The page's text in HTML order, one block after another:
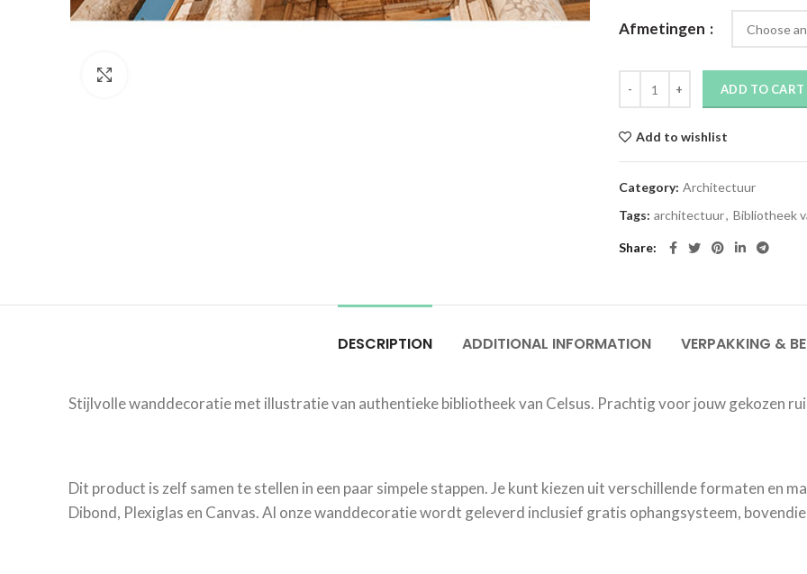
Afmetingen
ADD TO CART
Add to wishlist
Category: Architectuur
Tags: architectuur, Bibliotheek
Share
DESCRIPTION ADDITIONAL INFORMATION VERPAKKING &
Stijlvolle wanddecoratie met illustratie van authentieke bibliotheek van Celsus. Prachtig voor jouw gekozen
Dit product is zelf samen te stellen in een paar simpele stappen. Je kunt kiezen uit verschillende formaten en
Dibond, Plexiglas en Canvas. Al onze wanddecoratie wordt geleverd inclusief gratis ophangsysteem,